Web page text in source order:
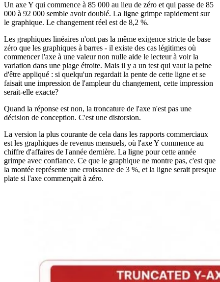
Un axe Y qui commence à 85 000 au lieu de zéro et qui passe de 85
000 à 92 000 semble avoir doublé. La ligne grimpe rapidement sur
le graphique. Le changement réel est de 8,2 %.
Les graphiques linéaires n'ont pas la même exigence stricte de base
zéro que les graphiques à barres - il existe des cas légitimes où
commencer l'axe à une valeur non nulle aide le lecteur à voir la
variation dans une plage étroite. Mais il y a un test qui vaut la peine
d'être appliqué : si quelqu'un regardait la pente de cette ligne et se
faisait une impression de l'ampleur du changement, cette impression
serait-elle exacte?
Quand la réponse est non, la troncature de l'axe n'est pas une
décision de conception. C'est une distorsion.
La version la plus courante de cela dans les rapports commerciaux
est les graphiques de revenus mensuels, où l'axe Y commence au
chiffre d'affaires de l'année dernière. La ligne pour cette année
grimpe avec confiance. Ce que le graphique ne montre pas, c'est que
la montée représente une croissance de 3 %, et la ligne serait presque
plate si l'axe commençait à zéro.